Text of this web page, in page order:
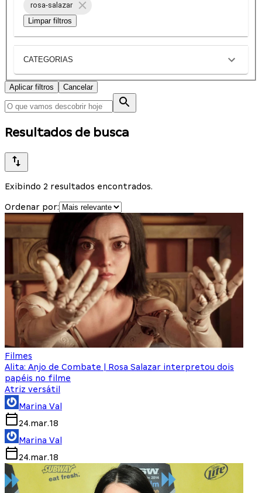
rosa-salazar
Limpar filtros
CATEGORIAS
Aplicar filtros Cancelar
Resultados de busca
Exibindo 2 resultados encontrados.
Ordenar por:
Filmes
Alita: Anjo de Combate | Rosa Salazar interpretou dois
papéis no filme
Atriz versátil
Marina Val
24.mar.18
Marina Val
24.mar.18